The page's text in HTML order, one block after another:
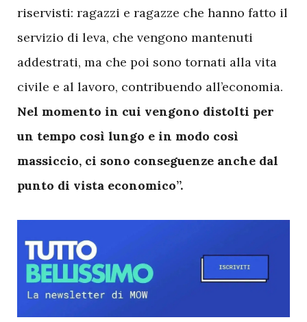
riservisti: ragazzi e ragazze che hanno fatto il
servizio di leva, che vengono mantenuti
addestrati, ma che poi sono tornati alla vita
civile e al lavoro, contribuendo all’economia.
Nel momento in cui vengono distolti per
un tempo così lungo e in modo così
massiccio, ci sono conseguenze anche dal
punto di vista economico”.